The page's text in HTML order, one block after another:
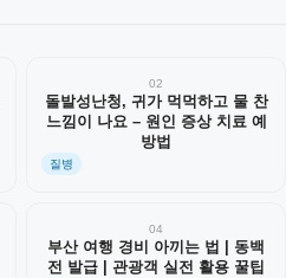
02
돌발성난청, 귀가 먹먹하고 물 찬
느낌이 나요 – 원인 증상 치료 예
방법
질병
04
부산 여행 경비 아끼는 법 | 동백
전 발급 | 관광객 실전 활용 꿀팁